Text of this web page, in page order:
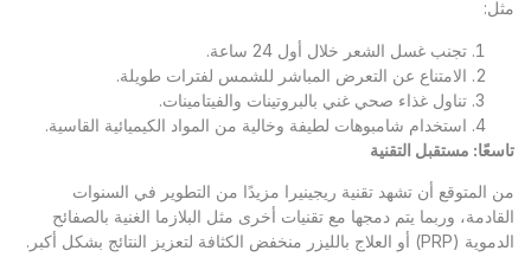
مثل:
تجنب غسل الشعر خلال أول 24 ساعة.
الامتناع عن التعرض المباشر للشمس لفترات طويلة.
تناول غذاء صحي غني بالبروتينات والفيتامينات.
استخدام شامبوهات لطيفة وخالية من المواد الكيميائية القاسية.
تاسعًا: مستقبل التقنية
من المتوقع أن تشهد تقنية ريجينيرا مزيدًا من التطوير في السنوات
القادمة، وربما يتم دمجها مع تقنيات أخرى مثل البلازما الغنية بالصفائح
الدموية (PRP) أو العلاج بالليزر منخفض الكثافة لتعزيز النتائج بشكل أكبر.